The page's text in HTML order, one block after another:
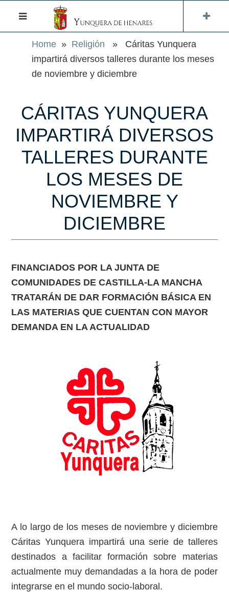
Home » Religión » Cáritas Yunquera
impartirá diversos talleres durante los meses
de noviembre y diciembre
CÁRITAS YUNQUERA
IMPARTIRÁ DIVERSOS
TALLERES DURANTE
LOS MESES DE
NOVIEMBRE Y
DICIEMBRE
FINANCIADOS POR LA JUNTA DE
COMUNIDADES DE CASTILLA-LA MANCHA
TRATARÁN DE DAR FORMACIÓN BÁSICA EN
LAS MATERIAS QUE CUENTAN CON MAYOR
DEMANDA EN LA ACTUALIDAD
A lo largo de los meses de noviembre y diciembre
Cáritas Yunquera impartirá una serie de talleres
destinados a facilitar formación sobre materias
actualmente muy demandadas a la hora de poder
integrarse en el mundo socio-laboral.